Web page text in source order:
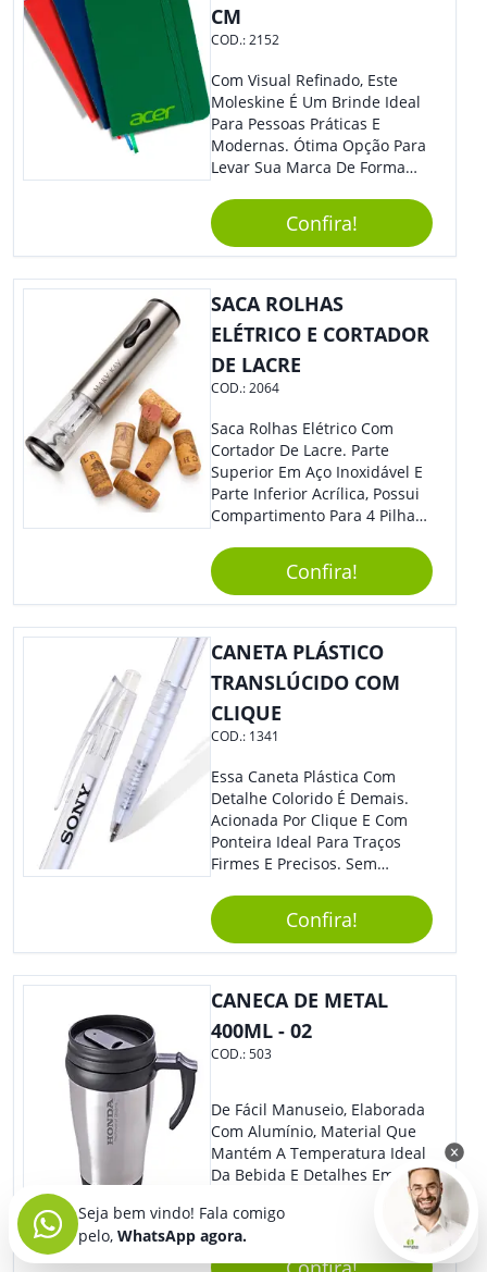
CM
COD.:2152
Com Visual Refinado, Este
Moleskine É Um Brinde Ideal
Para Pessoas Práticas E
Modernas. Ótima Opção Para
Levar Sua Marca De Forma
Sua Empresa Em Eventos,
Reuniões Corporativas Ou Até
Mesmo Para Presentear
Colaboradores E Parceiros De
Sua Empresa.
Confira!
SACA ROLHAS
ELÉTRICO E CORTADOR
DE LACRE
COD.:2064
Saca Rolhas Elétrico Com
Cortador De Lacre. Parte
Superior Em Aço Inoxidável E
Parte Inferior Acrílica, Possui
Compartimento Para 4 Pilhas
Acompanha Pilhas) – Contém
Desenho Indicativo De
Abertura E Fechamento Da
Tampa; Botões Para Extração
E Remoção De Rolhas E Parte
Inferior Com Anel Cortador De
Lacre (Removível).
Confira!
CANETA PLÁSTICO
TRANSLÚCIDO COM
CLIQUE
COD.: 1341
Essa Caneta Plástica Com
Detalhe Colorido É Demais.
Acionada Por Clique E Com
Ponteira Ideal Para Traços
Firmes E Precisos. Sem
Brinde Para Representar Sua
Marca. Dimensões: 1.6 Cm X
14 Cm X 1.6 Cm
Confira!
CANECA DE METAL
400ML - 02
COD.:503
De Fácil Manuseio, Elaborada
Com Alumínio, Material Que
Mantém A Temperatura Ideal
Da Bebida E Detalhes Em
Plástico, Essa Caneca É Ideal
Para Levar Sua Marca Com
Estilo E Surpreender À Todos.
Versátil, O Brinde Se Adequa
Seja bem vindo! Fala comigo
pelo, WhatsApp agora.